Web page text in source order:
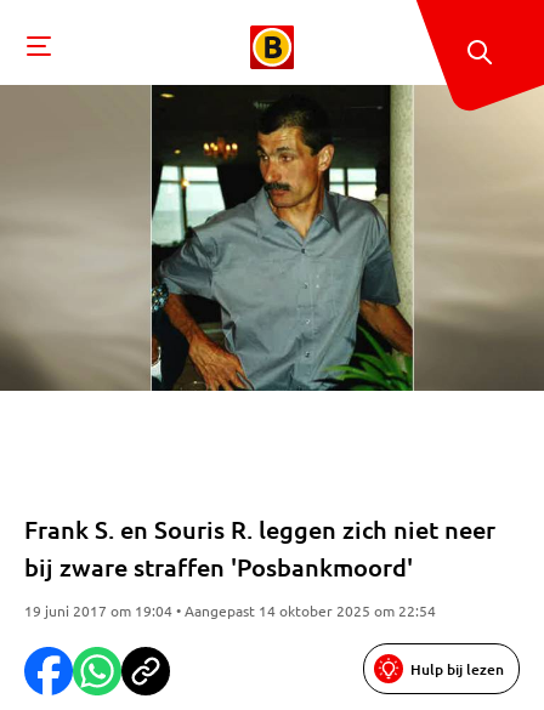
Frank S. en Souris R. leggen zich niet neer
bij zware straffen 'Posbankmoord'
19 juni 2017 om 19:04 • Aangepast 14 oktober 2025 om 22:54
Hulp bij lezen